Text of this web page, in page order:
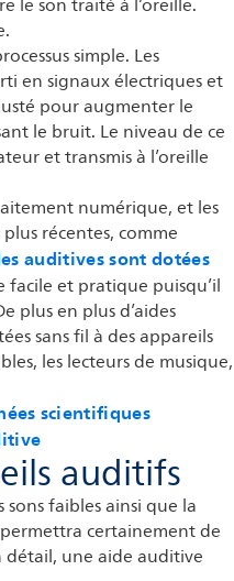
le son traité à l’oreille.
simple. Les
en signaux électriques et
pour augmenter le
le bruit. Le niveau de ce
et transmis à l’oreille
numérique, et les
récentes, comme
auditives sont dotées
facile et pratique puisqu’il
plus en plus d’aides
sans fil à des appareils
les lecteurs de musique,
scientifiques
auditifs
faibles ainsi que la
certainement de
détail, une aide auditive